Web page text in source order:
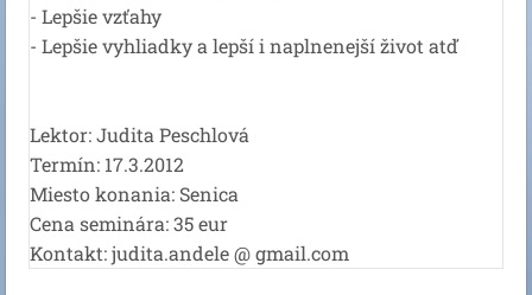
- Lepšie vzťahy
- Lepšie vyhliadky a lepší i naplnenejší život atď
Lektor: Judita Peschlová
Termín: 17.3.2012
Miesto konania: Senica
Cena seminára: 35 eur
Kontakt: judita.andele @ gmail.com